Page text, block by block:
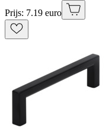
Prijs: 7.19 euro